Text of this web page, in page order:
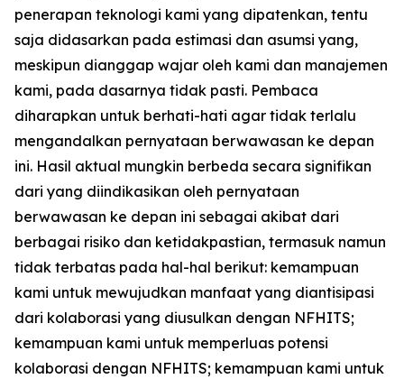
penerapan teknologi kami yang dipatenkan, tentu
saja didasarkan pada estimasi dan asumsi yang,
meskipun dianggap wajar oleh kami dan manajemen
kami, pada dasarnya tidak pasti. Pembaca
diharapkan untuk berhati-hati agar tidak terlalu
mengandalkan pernyataan berwawasan ke depan
ini. Hasil aktual mungkin berbeda secara signifikan
dari yang diindikasikan oleh pernyataan
berwawasan ke depan ini sebagai akibat dari
berbagai risiko dan ketidakpastian, termasuk namun
tidak terbatas pada hal-hal berikut: kemampuan
kami untuk mewujudkan manfaat yang diantisipasi
dari kolaborasi yang diusulkan dengan NFHITS;
kemampuan kami untuk memperluas potensi
kolaborasi dengan NFHITS; kemampuan kami untuk